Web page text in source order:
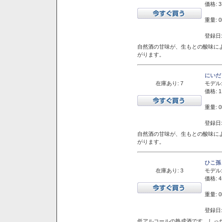
価格:
重量:
登録
自然酒の甘味が、生もとの酸味
がります。
在庫あり: 7
にい
モデル:
価格:
重量:
登録
自然酒の甘味が、生もとの酸味
がります。
在庫あり: 3
ひこ
モデル:
価格:
重量:
登録